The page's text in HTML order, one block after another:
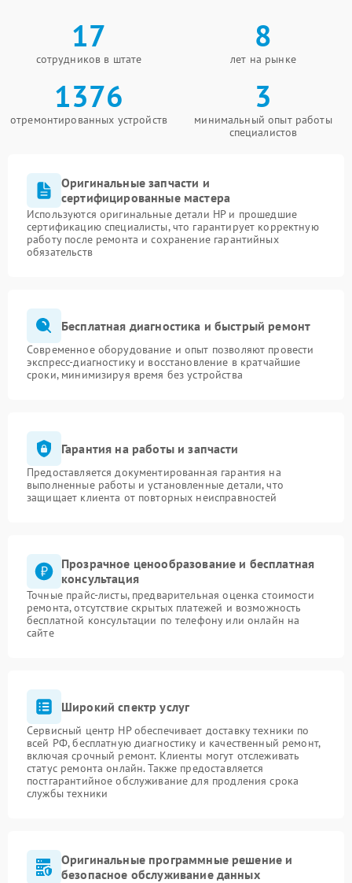
17
сотрудников в штате
8
лет на рынке
1376
отремонтированных устройств
3
минимальный опыт работы
специалистов
Оригинальные запчасти и
сертифицированные мастера
Используются оригинальные детали HP и прошедшие
сертификацию специалисты, что гарантирует корректную
работу после ремонта и сохранение гарантийных
обязательств
Бесплатная диагностика и быстрый ремонт
Современное оборудование и опыт позволяют провести
экспресс-диагностику и восстановление в кратчайшие
сроки, минимизируя время без устройства
Гарантия на работы и запчасти
Предоставляется документированная гарантия на
выполненные работы и установленные детали, что
защищает клиента от повторных неисправностей
Прозрачное ценообразование и бесплатная
консультация
Точные прайс-листы, предварительная оценка стоимости
ремонта, отсутствие скрытых платежей и возможность
бесплатной консультации по телефону или онлайн на
сайте
Широкий спектр услуг
Сервисный центр HP обеспечивает доставку техники по
всей РФ, бесплатную диагностику и качественный ремонт,
включая срочный ремонт. Клиенты могут отслеживать
статус ремонта онлайн. Также предоставляется
постгарантийное обслуживание для продления срока
службы техники
Оригинальные программные решение и
безопасное обслуживание данных